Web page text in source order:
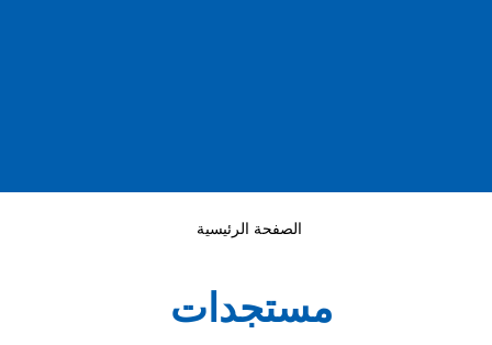
الصفحة الرئيسية
مستجدات